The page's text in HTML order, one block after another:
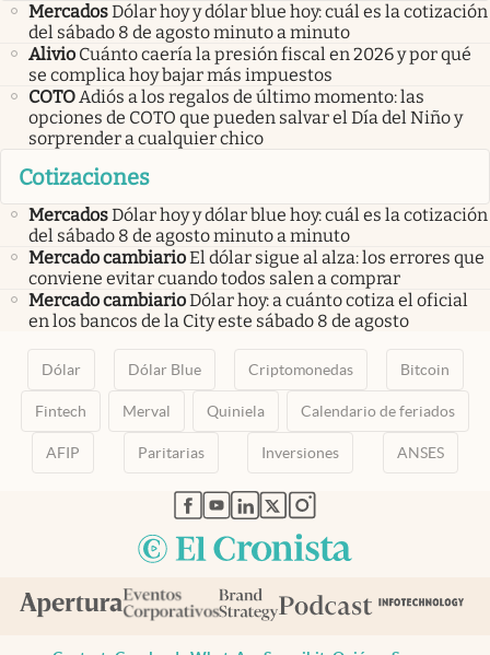
MercadosDólar hoy y dólar blue hoy: cuál es la cotización
del sábado 8 de agosto minuto a minuto
Alivio Cuánto caería la presión fiscal en 2026 y por qué
se complica hoy bajar más impuestos
COTOAdiós a los regalos de último momento: las
opciones de COTO que pueden salvar el Día del Niño y
sorprender a cualquier chico
Cotizaciones
MercadosDólar hoy y dólar blue hoy: cuál es la cotización
del sábado 8 de agosto minuto a minuto
Mercado cambiarioEl dólar sigue al alza: los errores que
conviene evitar cuando todos salen a comprar
Mercado cambiarioDólar hoy: a cuánto cotiza el oficial
en los bancos de la City este sábado 8 de agosto
Dólar Dólar Blue Criptomonedas Bitcoin
Fintech Merval Quiniela Calendario de feriados
AFIP Paritarias Inversiones ANSES
abre en nueva pestaña
abre en nueva pestaña
abre en nueva pestaña
abre en nueva pestaña
abre en nueva pestaña